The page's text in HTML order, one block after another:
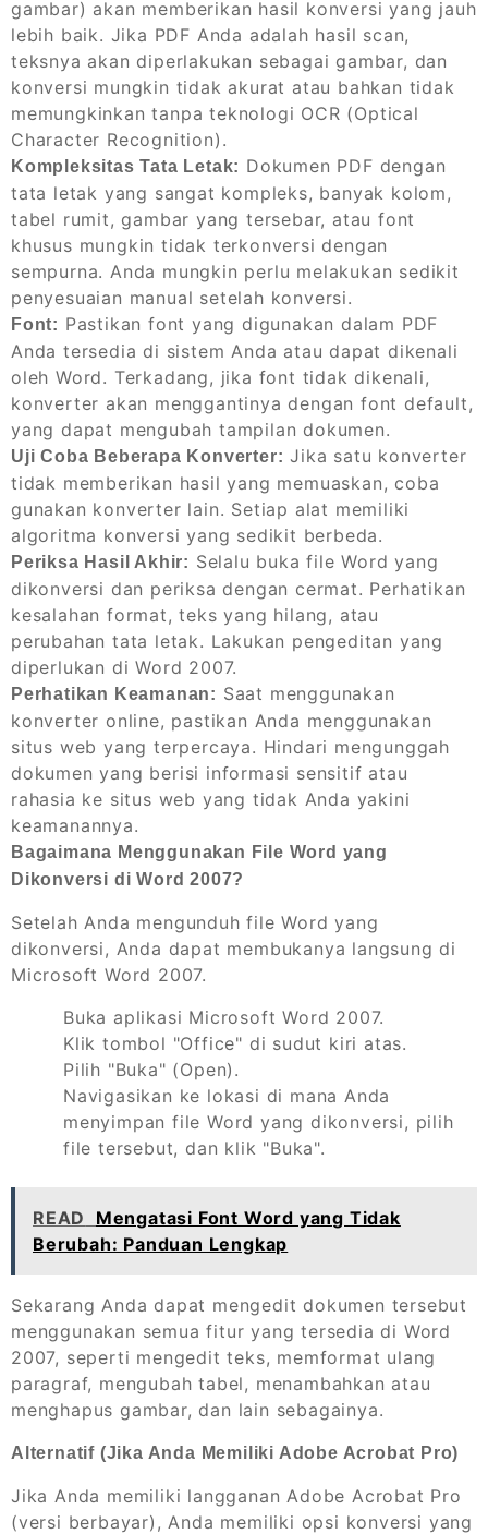
gambar) akan memberikan hasil konversi yang jauh
lebih baik. Jika PDF Anda adalah hasil scan,
teksnya akan diperlakukan sebagai gambar, dan
konversi mungkin tidak akurat atau bahkan tidak
memungkinkan tanpa teknologi OCR (Optical
Character Recognition).
Kompleksitas Tata Letak: Dokumen PDF dengan
tata letak yang sangat kompleks, banyak kolom,
tabel rumit, gambar yang tersebar, atau font
khusus mungkin tidak terkonversi dengan
sempurna. Anda mungkin perlu melakukan sedikit
penyesuaian manual setelah konversi.
Font: Pastikan font yang digunakan dalam PDF
Anda tersedia di sistem Anda atau dapat dikenali
oleh Word. Terkadang, jika font tidak dikenali,
konverter akan menggantinya dengan font default,
yang dapat mengubah tampilan dokumen.
Uji Coba Beberapa Konverter: Jika satu konverter
tidak memberikan hasil yang memuaskan, coba
gunakan konverter lain. Setiap alat memiliki
algoritma konversi yang sedikit berbeda.
Periksa Hasil Akhir: Selalu buka file Word yang
dikonversi dan periksa dengan cermat. Perhatikan
kesalahan format, teks yang hilang, atau
perubahan tata letak. Lakukan pengeditan yang
diperlukan di Word 2007.
Perhatikan Keamanan: Saat menggunakan
konverter online, pastikan Anda menggunakan
situs web yang terpercaya. Hindari mengunggah
dokumen yang berisi informasi sensitif atau
rahasia ke situs web yang tidak Anda yakini
keamanannya.
Bagaimana Menggunakan File Word yang
Dikonversi di Word 2007?
Setelah Anda mengunduh file Word yang
dikonversi, Anda dapat membukanya langsung di
Microsoft Word 2007.
Buka aplikasi Microsoft Word 2007.
Klik tombol "Office" di sudut kiri atas.
Pilih "Buka" (Open).
Navigasikan ke lokasi di mana Anda
menyimpan file Word yang dikonversi, pilih
file tersebut, dan klik "Buka".
READ
Mengatasi Font Word yang Tidak
Berubah: Panduan Lengkap
Sekarang Anda dapat mengedit dokumen tersebut
menggunakan semua fitur yang tersedia di Word
2007, seperti mengedit teks, memformat ulang
paragraf, mengubah tabel, menambahkan atau
menghapus gambar, dan lain sebagainya.
Alternatif (Jika Anda Memiliki Adobe Acrobat Pro)
Jika Anda memiliki langganan Adobe Acrobat Pro
(versi berbayar), Anda memiliki opsi konversi yang